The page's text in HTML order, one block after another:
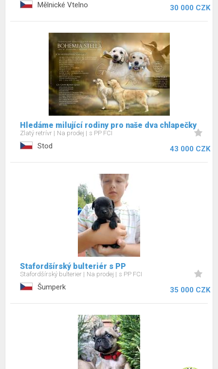
Mělnické Vtelno 30 000 CZK
Hledáme milující rodiny pro naše dva chlapečky
Zlatý retrívr Na prodej s PP FCI
Stod 43 000 CZK
Stafordšírský bulteriér s PP
Stafordšírský bulterier Na prodej s PP FCI
Šumperk 35 000 CZK